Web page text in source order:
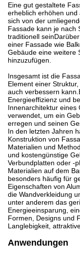
Eine gut gestaltete
erheblich erhöhen
sich von der
Fassade kann je nach
traditionell
einer Fassade wie
Gebäude eine weitere
hinzuzufügen.
Insgesamt ist die
Element einer
auch verbessern
Energieeffizienz und
Innenarchitektur eines
verwendet, um ein
erregen und seinen
In den letzten Jahren
Konstruktion von
Materialien und
und kostengünstige
Verbundplatten oder -
Materialien auf dem
besonders häufig für
Eigenschaften von
die Wandverkleidung
unter anderem das
Energieeinsparung,
Formen, Designs und
Langlebigkeit,
Anwendungen